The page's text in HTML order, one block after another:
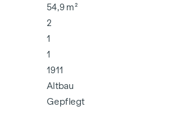
54,9 m²
2
1
1
1911
Altbau
Gepflegt